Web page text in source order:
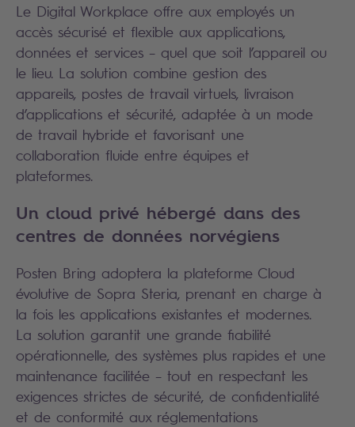
Le Digital Workplace offre aux employés un
accès sécurisé et flexible aux applications,
données et services – quel que soit l’appareil ou
le lieu. La solution combine gestion des
appareils, postes de travail virtuels, livraison
d’applications et sécurité, adaptée à un mode
de travail hybride et favorisant une
collaboration fluide entre équipes et
plateformes.
Un cloud privé hébergé dans des
centres de données norvégiens
Posten Bring adoptera la plateforme Cloud
évolutive de Sopra Steria, prenant en charge à
la fois les applications existantes et modernes.
La solution garantit une grande fiabilité
opérationnelle, des systèmes plus rapides et une
maintenance facilitée – tout en respectant les
exigences strictes de sécurité, de confidentialité
et de conformité aux réglementations